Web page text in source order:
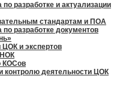
разработке и актуализации
стандартам и ПОА
разработке документов
ЦОК и экспертов
КОСов
контролю деятельности ЦОК